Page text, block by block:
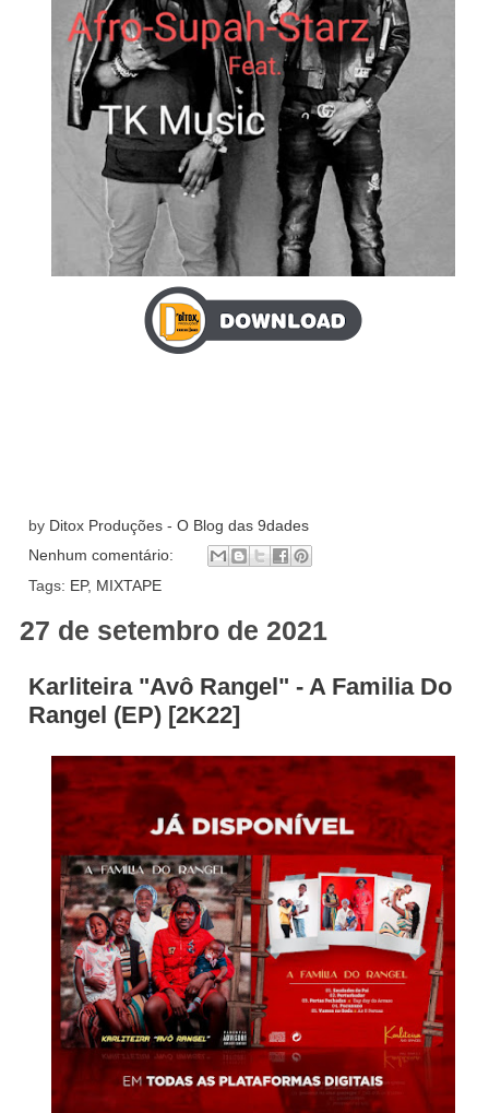
by Ditox Produções - O Blog das 9dades
Nenhum comentário:
Tags: EP, MIXTAPE
27 de setembro de 2021
Karliteira "Avô Rangel" - A Familia Do
Rangel (EP) [2K22]